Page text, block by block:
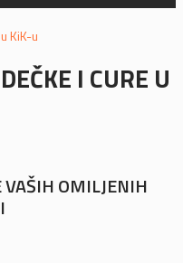
I CURE U
VAŠIH OMILJENIH